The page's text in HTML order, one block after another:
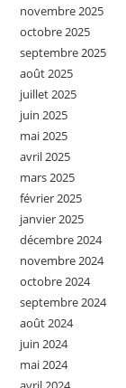
novembre 2025
octobre 2025
septembre 2025
août 2025
juillet 2025
juin 2025
mai 2025
avril 2025
mars 2025
février 2025
janvier 2025
décembre 2024
novembre 2024
octobre 2024
septembre 2024
août 2024
juin 2024
mai 2024